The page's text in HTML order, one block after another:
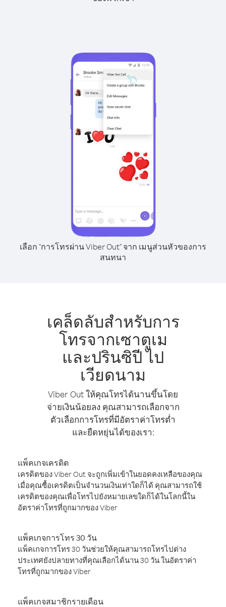
เลือก "การโทรผ่าน Viber Out" จาก เมนูส่วนหัวของการ
สนทนา
เคล็ดลับสำหรับการ
โทรจากเซาตูเม
และปรินซิปี ไป
เวียดนาม
Viber Out ให้คุณโทรได้นานขึ้นโดย
จ่ายเงินน้อยลง คุณสามารถเลือกจาก
ตัวเลือกการโทรที่มีอัตราค่าโทรต่ำ
และยืดหยุ่นได้ของเรา:
แพ็คเกจเครดิต
เครดิตของ Viber Out จะถูกเพิ่มเข้าในยอดคงเหลือของคุณ
เมื่อคุณซื้อเครดิตเป็นจำนวนเงินเท่าใดก็ได้ คุณสามารถใช้
เครดิตของคุณเพื่อโทรไปยังหมายเลขใดก็ได้ในโลกนี้ใน
อัตราค่าโทรที่ถูกมากของ Viber
แพ็คเกจการโทร 30 วัน
แพ็คเกจการโทร 30 วันช่วยให้คุณสามารถโทรไปต่าง
ประเทศยังปลายทางที่คุณเลือกได้นาน 30 วัน ในอัตราค่า
โทรที่ถูกมากของ Viber
แพ็คเกจสมาชิกรายเดือน